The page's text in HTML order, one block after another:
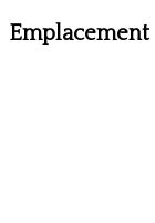
Emplacement